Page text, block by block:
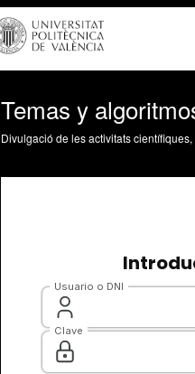
Temas y
Divulgació de les activitats